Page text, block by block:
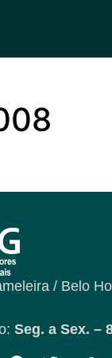
/ Belo
Seg. a Sex. –